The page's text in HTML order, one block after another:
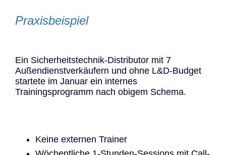
Praxisbeispiel
Ein Sicherheitstechnik-Distributor mit 7
Außendienstverkäufern und ohne L&D-Budget
startete im Januar ein internes
Trainingsprogramm nach obigem Schema.
Keine externen Trainer